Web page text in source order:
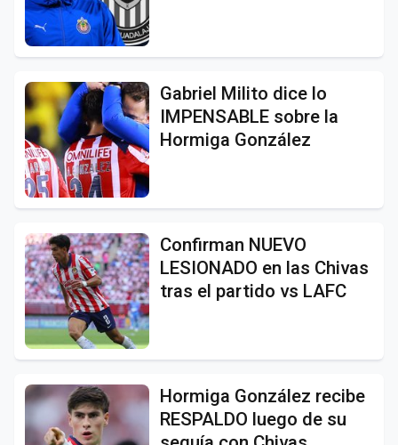
Gabriel Milito dice lo
IMPENSABLE sobre la
Hormiga González
Confirman NUEVO
LESIONADO en las Chivas
tras el partido vs LAFC
Hormiga González recibe
RESPALDO luego de su